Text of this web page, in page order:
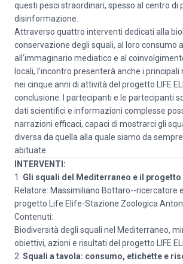
questi pesci straordinari, spesso al centro di
disinformazione.
Attraverso quattro interventi dedicati alla
conservazione degli squali, al loro consumo
all’immaginario mediatico e al
locali, l’incontro presenterà anche i
nei cinque anni di attività del progetto LIFE
conclusione. I partecipanti e le partecipanti
dati scientifici e informazioni complesse
narrazioni efficaci, capaci di mostrarci gli
diversa da quella alla quale siamo da
abituate.
INTERVENTI:
1. Gli squali del Mediterraneo e il progetto
Relatore: Massimiliano Bottaro--ricercatore
progetto Life Elife-Stazione Zoologica
Contenuti:
Biodiversità degli squali nel Mediterraneo,
obiettivi, azioni e risultati del progetto LIFE
2. Squali a tavola: consumo, etichette e